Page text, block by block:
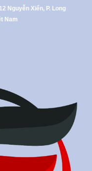
Nguyễn Xiển, P. Long
Nam